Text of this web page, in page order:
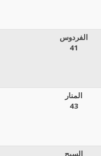
الفردوس
41
المنار
43
السيح